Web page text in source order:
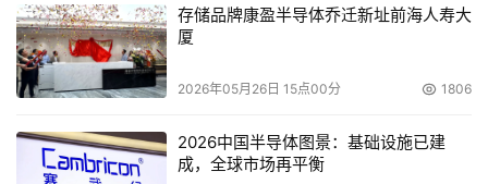
2020年初疫情爆发期间，双方高效完成公有云企业微信平
台建设，平台累计召开2422次线上会议，总时长达1671小
时。2020年第4季度，双方合作了基于腾讯微卡的深圳燃气
智慧物业管理系统，实现了一码通行、访客预约、VIP管
理、远程开门等智能化物业管理，并于2021年元旦假期期
间快速完成上线，在新年伊始给深燃员工提供了新的智慧通
存储品牌康盈半导体乔迁新址前海人寿大
厦
2026年05月26日 15点00分 1806
2026中国半导体图景：基础设施已建
成，全球市场再平衡